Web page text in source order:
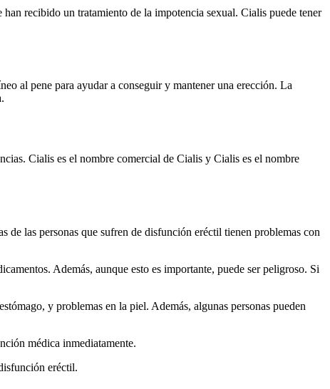
recibido un tratamiento de la impotencia sexual. Cialis puede tener
al pene para ayudar a conseguir y mantener una erección. La
Cialis es el nombre comercial de Cialis y Cialis es el nombre
las personas que sufren de disfunción eréctil tienen problemas con
Además, aunque esto es importante, puede ser peligroso. Si
y problemas en la piel. Además, algunas personas pueden
médica inmediatamente.
eréctil.